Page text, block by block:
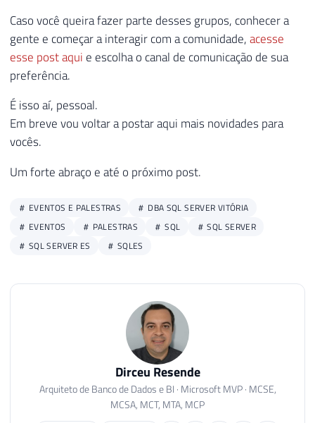
Caso você queira fazer parte desses grupos, conhecer a
gente e começar a interagir com a comunidade,acesse
esse post aqui e escolha o canal de comunicação de sua
preferência.
É isso aí, pessoal.
Em breve vou voltar a postar aqui mais novidades para
vocês.
Um forte abraço e até o próximo post.
EVENTOS E PALESTRAS
DBA SQL SERVER VITÓRIA
EVENTOS
PALESTRAS SQL
SQL SERVER
SQL SERVER ES
SQLES
Dirceu Resende
Arquiteto de Banco de Dados e BI · Microsoft MVP · MCSE,
MCSA, MCT, MTA, MCP